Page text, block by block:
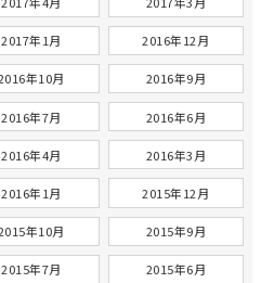
2017年1月 2016年12月
年10月 2016年9月
2016年7月 2016年6月
2016年4月 2016年3月
2016年1月 2015年12月
年10月 2015年9月
2015年7月 2015年6月